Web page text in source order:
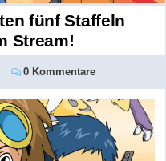
fünf Staffeln
Stream!
0 Kommentare